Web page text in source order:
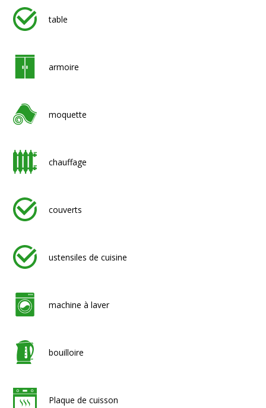
table
armoire
moquette
chauffage
couverts
ustensiles de cuisine
machine à laver
bouilloire
Plaque de cuisson